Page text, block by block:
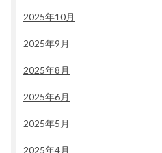
2025年10月
2025年9月
2025年8月
2025年6月
2025年5月
2025年4月